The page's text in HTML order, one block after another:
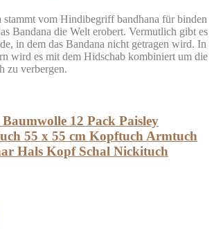
vom Hindibegriff bandhana für binden
Bandana die Welt erobert. Vermutlich gibt es
in dem das Bandana nicht getragen wird. In
wird es mit dem Hidschab kombiniert um die
zu verbergen.
12 Pack Paisley
55 x 55 cm Kopftuch Armtuch
Hals Kopf Schal Nickituch